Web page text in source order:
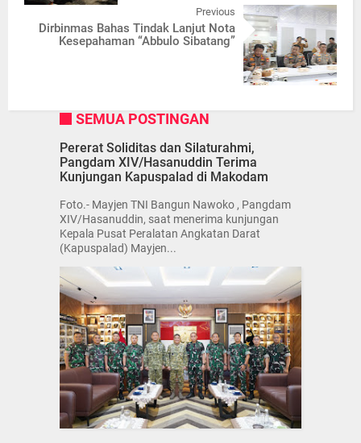
Previous
Dirbinmas Bahas Tindak Lanjut Nota
Kesepahaman “Abbulo Sibatang”
SEMUA POSTINGAN
Pererat Soliditas dan Silaturahmi,
Pangdam XIV/Hasanuddin Terima
Kunjungan Kapuspalad di Makodam
Foto.- Mayjen TNI Bangun Nawoko , Pangdam
XIV/Hasanuddin, saat menerima kunjungan
Kepala Pusat Peralatan Angkatan Darat
(Kapuspalad) Mayjen...